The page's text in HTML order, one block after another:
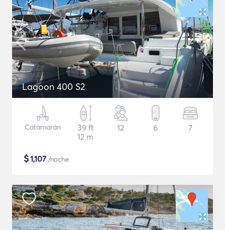
Lagoon 400 S2
Catamarán
39 ft
12 m
12 6 7
$1,107 /noche